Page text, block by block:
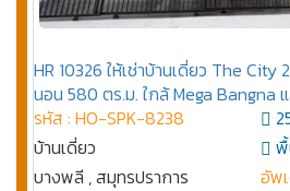
HR 10326 ให้เช่าบ้านเดี่ยว The
นอน 580 ตร.ม. ใกล้ Mega Bangna
รหัส : HO-SPK-8238
บ้านเดี่ยว
บางพลี , สมุทรปราการ
พื้
อัพ